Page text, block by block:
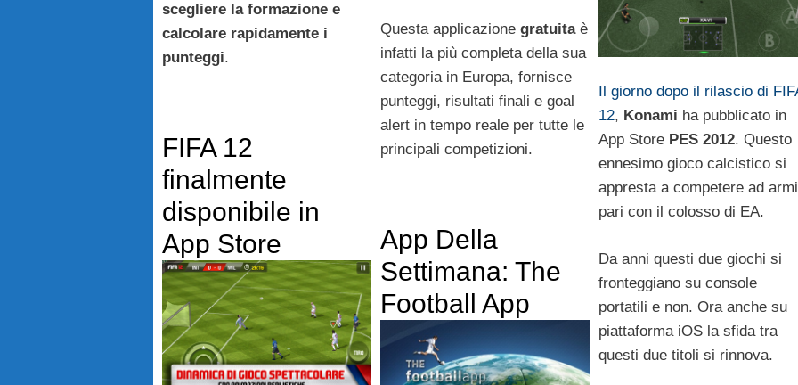
scegliere la formazione e
calcolare rapidamente i
punteggi.
Questa applicazione gratuitaè
infatti la più completa della sua
categoria in Europa, fornisce
punteggi, risultati finali e goal
alert in tempo reale per tutte le
principali competizioni.
Il giorno dopo il rilascio di
12, Konami ha pubblicato in
App StorePES 2012. Questo
ennesimo gioco calcistico si
appresta a competere ad armi
pari con il colosso di EA.
Da anni questi due giochi si
fronteggiano su console
portatili e non. Ora anche su
piattaforma iOS la sfida tra
questi due titoli si rinnova.
FIFA 12
finalmente
disponibile in
App Store
App Della
Settimana: The
Football App